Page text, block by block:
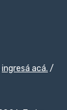
ingresá acá. /